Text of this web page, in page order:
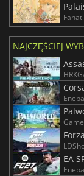
NAJCZĘŚCIEJ
Eneba
EA
Eneba